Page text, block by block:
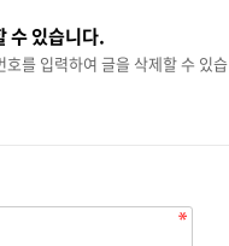
수 있습니다.
를 입력하여 글을 삭제할 수 있습